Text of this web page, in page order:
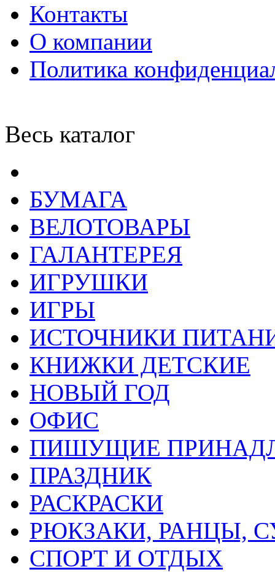
Контакты
О компании
Политика
Весь каталог
БУМАГА
ВЕЛОТОВАРЫ
ГАЛАНТЕРЕЯ
ИГРУШКИ
ИГРЫ
ИСТОЧНИКИ
КНИЖКИ ДЕТСКИЕ
НОВЫЙ ГОД
ОФИС
ПИШУЩИЕ
ПРАЗДНИК
РАСКРАСКИ
РЮКЗАКИ, РАНЦЫ,
СПОРТ И ОТДЫХ